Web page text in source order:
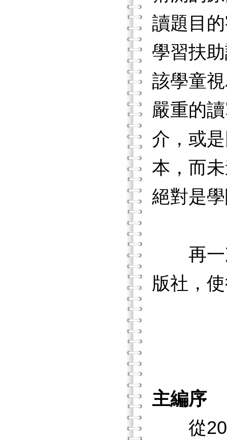
讀題目
學習扶
該學童
嚴重的
介，或
本，而
絕對是
再一次
版社，
主編序
從